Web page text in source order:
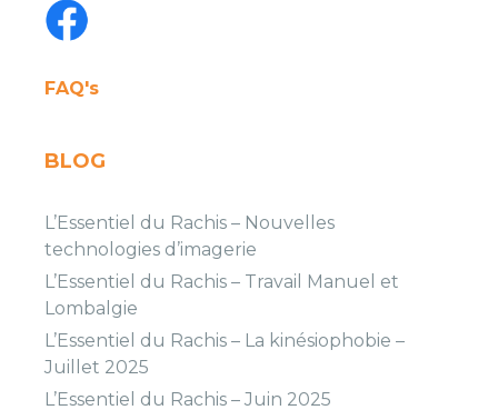
FAQ's
BLOG
L’Essentiel du Rachis – Nouvelles
technologies d’imagerie
L’Essentiel du Rachis – Travail Manuel et
Lombalgie
L’Essentiel du Rachis – La kinésiophobie –
Juillet 2025
L’Essentiel du Rachis – Juin 2025